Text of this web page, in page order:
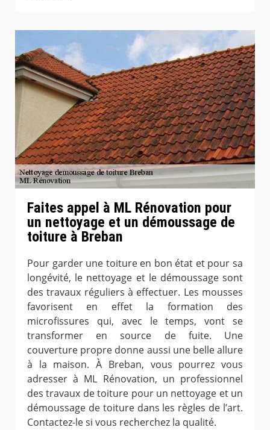
Faites appel à ML Rénovation pour
un nettoyage et un démoussage de
toiture à Breban
Pour garder une toiture en bon état et pour sa
longévité, le nettoyage et le démoussage sont
des travaux réguliers à effectuer. Les mousses
favorisent en effet la formation des
microfissures qui, avec le temps, vont se
transformer en source de fuite. Une
couverture propre donne aussi une belle allure
à la maison. À Breban, vous pourrez vous
adresser à ML Rénovation, un professionnel
des travaux de toiture pour un nettoyage et un
démoussage de toiture dans les règles de l’art.
Contactez-le si vous recherchez la qualité.